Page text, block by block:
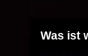
Was ist